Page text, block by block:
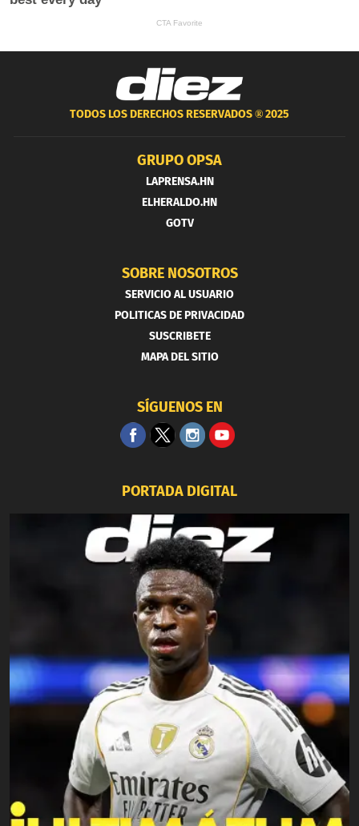
TODOS LOS DERECHOS RESERVADOS ®2025
GRUPO OPSA
LAPRENSA.HN
ELHERALDO.HN
GOTV
SOBRE NOSOTROS
SERVICIO AL USUARIO
POLITICAS DE PRIVACIDAD
SUSCRIBETE
MAPA DEL SITIO
SÍGUENOS EN
PORTADA DIGITAL